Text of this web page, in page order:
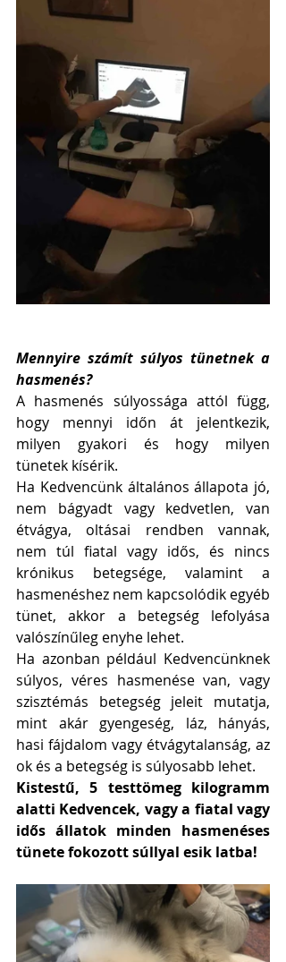
Mennyire számít súlyos tünetnek a
hasmenés?
A hasmenés súlyossága attól függ,
hogy mennyi időn át jelentkezik,
milyen gyakori és hogy milyen
tünetek kísérik.
Ha Kedvencünk általános állapota jó,
nem bágyadt vagy kedvetlen, van
étvágya, oltásai rendben vannak,
nem túl fiatal vagy idős, és nincs
krónikus betegsége, valamint a
hasmenéshez nem kapcsolódik egyéb
tünet, akkor a betegség lefolyása
valószínűleg enyhe lehet.
Ha azonban például Kedvencünknek
súlyos, véres hasmenése van, vagy
szisztémás betegség jeleit mutatja,
mint akár gyengeség, láz, hányás,
hasi fájdalom vagy étvágytalanság, az
ok és a betegség is súlyosabb lehet.
Kistestű, 5 testtömeg kilogramm
alatti Kedvencek, vagy a fiatal vagy
idős állatok minden hasmenéses
tünete fokozott súllyal esik latba!